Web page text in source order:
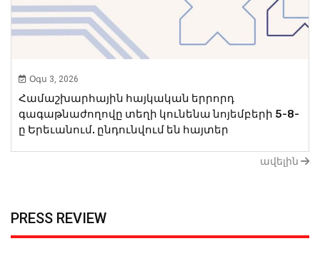
Օգս 3, 2026
Համաշխարհային հայկական երրորդ
գագաթնաժողովը տեղի կունենա նոյեմբերի 5-8-
ը Երեւանում. ընդունվում են հայտեր
ավելին
PRESS REVIEW